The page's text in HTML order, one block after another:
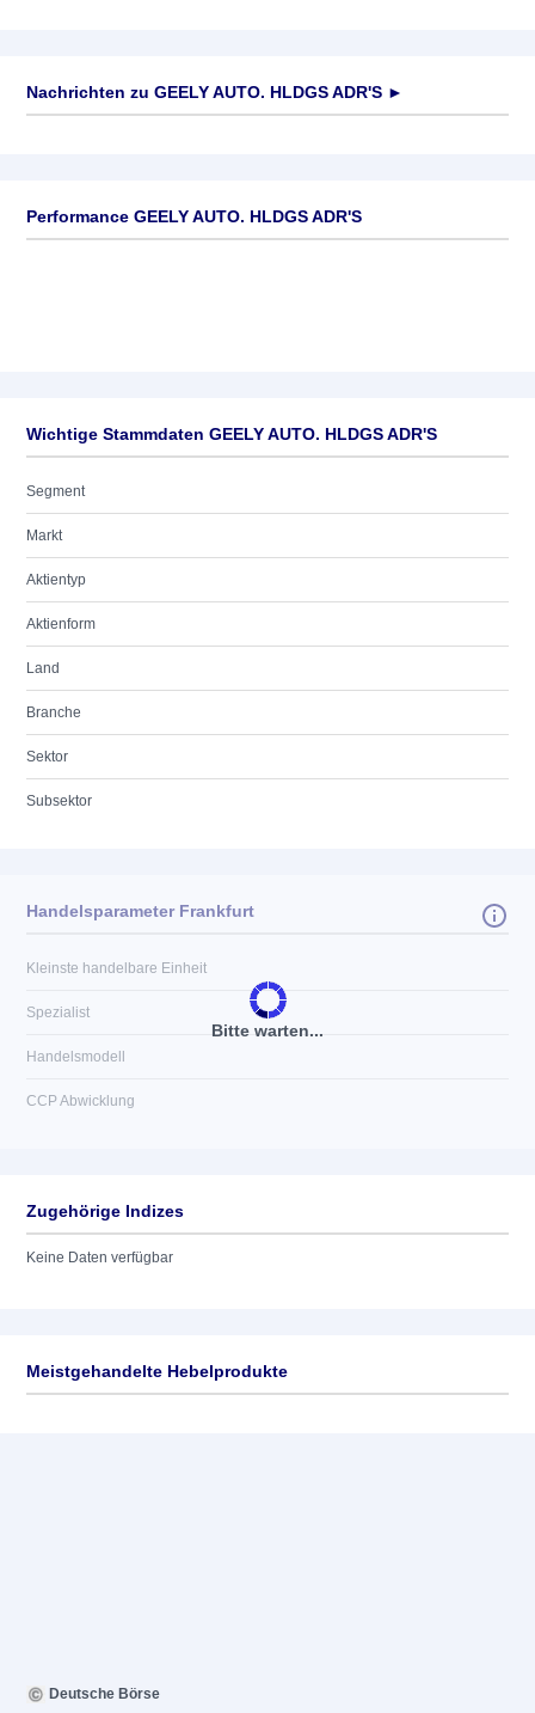
Nachrichten zu GEELY AUTO. HLDGS ADR'S ►
Performance GEELY AUTO. HLDGS ADR'S
Wichtige Stammdaten GEELY AUTO. HLDGS ADR'S
Segment
Markt
Aktientyp
Aktienform
Land
Branche
Sektor
Subsektor
Bitte warten...
Handelsparameter Frankfurt
Kleinste handelbare Einheit
Spezialist
Handelsmodell
CCP Abwicklung
Zugehörige Indizes
Keine Daten verfügbar
Meistgehandelte Hebelprodukte
Deutsche Börse